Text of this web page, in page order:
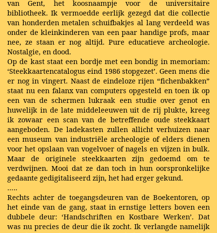
van Gent, het koosnaampje voor de universitaire
bibliotheek. Ik vermoedde eerlijk gezegd dat die collectie
van honderden metalen schuifbakjes al lang verdeeld was
onder de kleinkinderen van een paar handige profs, maar
nee, ze staan er nog altijd. Pure educatieve archeologie.
Nostalgie, en dood.
Op de kast staat een bordje met een bondig in memoriam:
‘Steekkaartencatalogus eind 1986 stopgezet’. Geen mens die
er nog in vingert. Naast de eindeloze rijen “fichenbakken”
staat nu een falanx van computers opgesteld en toen ik op
een van de schermen lukraak een studie over genot en
huwelijk in de late middeleeuwen uit de rij plukte, kreeg
ik zowaar een scan van de betreffende oude steekkaart
aangeboden. De ladekasten zullen allicht verhuizen naar
een museum van industriële archeologie of elders dienen
voor het opslaan van vogelvoer of nagels en vijzen in bulk.
Maar de originele steekkaarten zijn gedoemd om te
verdwijnen. Mooi dat ze dan toch in hun oorspronkelijke
gedaante gedigitaliseerd zijn, het had erger gekund.
…..
Rechts achter de toegangsdeuren van de Boekentoren, op
het einde van de gang, staat in ernstige letters boven een
dubbele deur: ‘Handschriften en Kostbare Werken’. Dat
was nu precies de deur die ik zocht. Ik verlangde namelijk